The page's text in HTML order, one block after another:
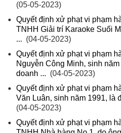
(05-05-2023)
Quyết định xử phạt vi phạm
TNHH Giải trí Karaoke Suối
... (04-05-2023)
Quyết định xử phạt vi phạm
Nguyễn Công Minh, sinh
doanh ... (04-05-2023)
Quyết định xử phạt vi phạm
Văn Luân, sinh năm 1991, là
(04-05-2023)
Quyết định xử phạt vi phạm